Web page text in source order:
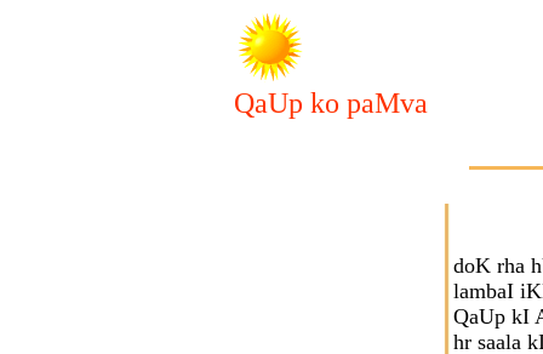
QaUp ko paMva
doK rha
lambaI
QaUp kI
hr saala